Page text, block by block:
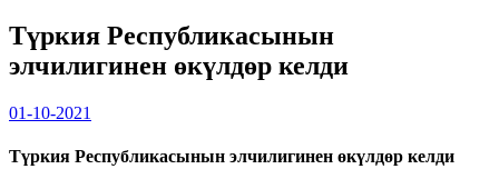
Түркия Республикасынын
элчилигинен өкүлдөр келди
01-10-2021
Түркия Республикасынын элчилигинен өкүлдөр келди